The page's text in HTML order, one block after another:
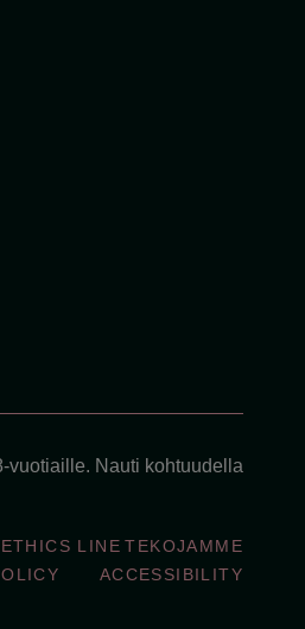
vuotiaille. Nauti kohtuudella
LINE TEKOJAMME
ACCESSIBILITY